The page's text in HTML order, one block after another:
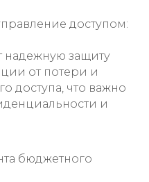
доступом:
надежную защиту
от потери и
доступа, что важно
и
бюджетного